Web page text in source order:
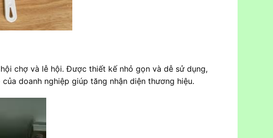
chợ và lễ hội. Được thiết kế nhỏ gọn và dễ sử dụng,
doanh nghiệp giúp tăng nhận diện thương hiệu.